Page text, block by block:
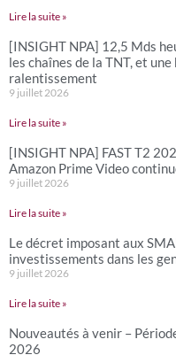
Lire la suite »
[INSIGHT NPA] 12,5 Mds
les chaînes de la TNT, et
ralentissement
9 juillet 2026
Lire la suite »
[INSIGHT NPA] FAST T2
Amazon Prime Video
9 juillet 2026
Lire la suite »
Le décret imposant aux
investissements dans les
9 juillet 2026
Lire la suite »
Nouveautés à venir –
2026